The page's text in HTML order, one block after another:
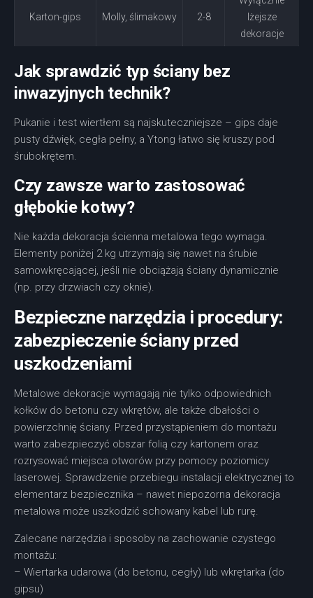
Karton-gips Molly, ślimakowy 2-8
lżejsze
dekoracje
Jak sprawdzić typ ściany bez
inwazyjnych technik?
Pukanie i test wiertłem są najskuteczniejsze – gips daje
pusty dźwięk, cegła pełny, a Ytong łatwo się kruszy pod
śrubokrętem.
Czy zawsze warto zastosować
głębokie kotwy?
Nie każda dekoracja ścienna metalowa tego wymaga.
Elementy poniżej 2 kg utrzymają się nawet na śrubie
samowkręcającej, jeśli nie obciążają ściany dynamicznie
(np. przy drzwiach czy oknie).
Bezpieczne narzędzia i procedury:
zabezpieczenie ściany przed
uszkodzeniami
Metalowe dekoracje wymagają nie tylko odpowiednich
kołków do betonu czy wkrętów, ale także dbałości o
powierzchnię ściany. Przed przystąpieniem do montażu
warto zabezpieczyć obszar folią czy kartonem oraz
rozrysować miejsca otworów przy pomocy poziomicy
laserowej. Sprawdzenie przebiegu instalacji elektrycznej to
elementarz bezpiecznika – nawet niepozorna dekoracja
metalowa może uszkodzić schowany kabel lub rurę.
Zalecane narzędzia i sposoby na zachowanie czystego
montażu:
– Wiertarka udarowa (do betonu, cegły) lub wkrętarka (do
gipsu)